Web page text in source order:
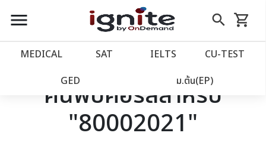
close
account_balance หน้าแรก
เว็บไซต์อิกไนท์
โปรโมชั่น
menu search
Skip
to
shopping_cart
รถเข็น
MEDICAL SAT IELTS CU‑TEST
GED ม.ต้น(EP)
ค้นพบคอร์สสำหรับ
"80002021"